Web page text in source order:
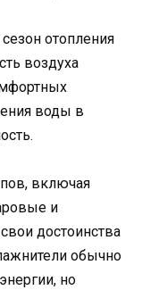
отопления
воздуха
воды в
включая
и
достоинства
обычно
но